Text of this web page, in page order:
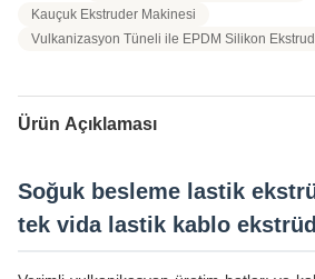
Kauçuk Ekstruder Makinesi
Vulkanizasyon Tüneli ile EPDM Silikon
Ürün Açıklaması
Soğuk besleme lastik
tek vida lastik kablo